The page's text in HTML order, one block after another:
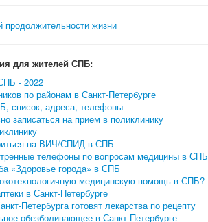
для жителей СПБ:
- 2022
по районам в Санкт-Петербурге
список, адреса, телефоны
записаться на прием в поликлинику
на ВИЧ/СПИД в СПБ
телефоны по вопросам медицины в СПБ
«Здоровье города» в СПБ
медицинскую помощь в СПБ?
в Санкт-Петербурге
Петербурга готовят лекарства по рецепту
обезболивающее в Санкт-Петербурге